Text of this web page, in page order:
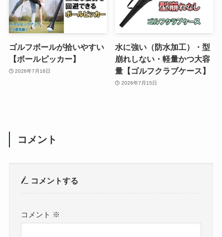
ゴルフボールが拾いやすい
【ボールピッカー】
2026年7月16日
水に強い（防水加工）・型
崩れしない・軽量かつ大容
量【ゴルフクラブケース】
2026年7月15日
コメント
コメントする
コメント ※